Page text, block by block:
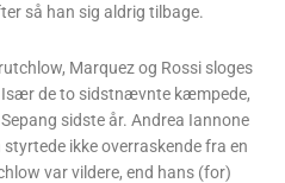
så han sig aldrig tilbage.
Marquez og Rossi sloges
de to sidstnævnte kæmpede,
sidste år. Andrea Iannone
ikke overraskende fra en
var vildere, end hans (for)